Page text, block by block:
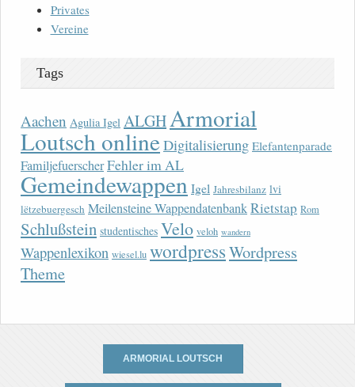
Privates
Vereine
Tags
Aachen Agulia Igel ALGH Armorial
Loutsch onlineDigitalisierung Elefantenparade
FamiljefuerscherFehler im AL
Gemeindewappen Igel Jahresbilanz lvi
lëtzebuergesch Meilensteine WappendatenbankRietstap Rom
Schlußstein studentisches Velo veloh wandern
Wappenlexikon wiesel.lu wordpressWordpress
Theme
ARMORIAL LOUTSCH